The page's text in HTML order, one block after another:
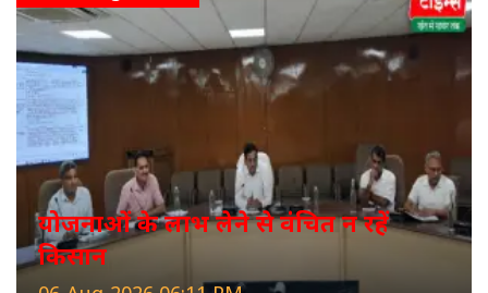
योजनाओं के लाभ लेने से वंचित न रहें
किसान